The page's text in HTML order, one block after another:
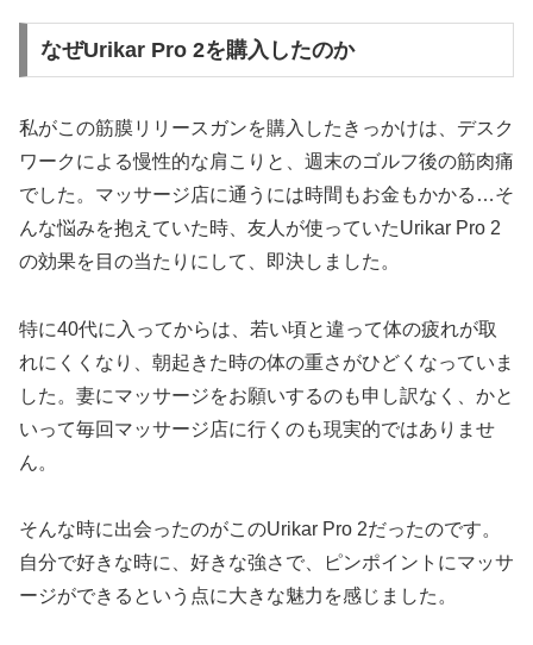
なぜUrikar Pro 2を購入したのか
私がこの筋膜リリースガンを購入したきっかけは、デスク
ワークによる慢性的な肩こりと、週末のゴルフ後の筋肉痛
でした。マッサージ店に通うには時間もお金もかかる…そ
んな悩みを抱えていた時、友人が使っていたUrikar Pro 2
の効果を目の当たりにして、即決しました。
特に40代に入ってからは、若い頃と違って体の疲れが取
れにくくなり、朝起きた時の体の重さがひどくなっていま
した。妻にマッサージをお願いするのも申し訳なく、かと
いって毎回マッサージ店に行くのも現実的ではありませ
ん。
そんな時に出会ったのがこのUrikar Pro 2だったのです。
自分で好きな時に、好きな強さで、ピンポイントにマッサ
ージができるという点に大きな魅力を感じました。